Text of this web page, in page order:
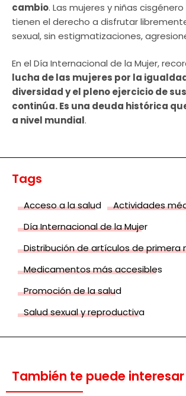
cambio. Las mujeres y niñas
tienen el derecho a disfrutar
sexual, sin estigmatizaciones,
En el Día Internacional de la Mujer,
lucha de las mujeres por la
diversidad y el pleno ejercicio de
continúa. Es una deuda histórica
a nivel mundial.
Tags
Acceso a la salud
Actividades
Día Internacional de la Mujer
Distribución de artículos de primera
Medicamentos más accesibles
Promoción de la salud
Salud sexual y reproductiva
También te puede interesar